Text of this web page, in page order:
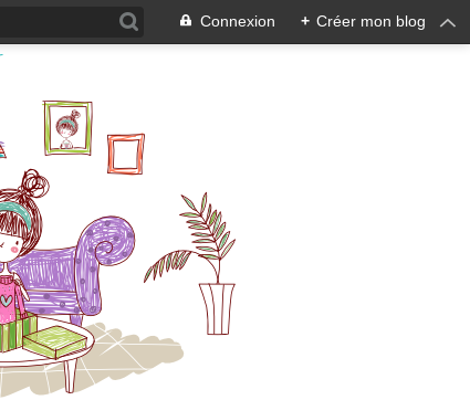
Connexion + Créer mon blog